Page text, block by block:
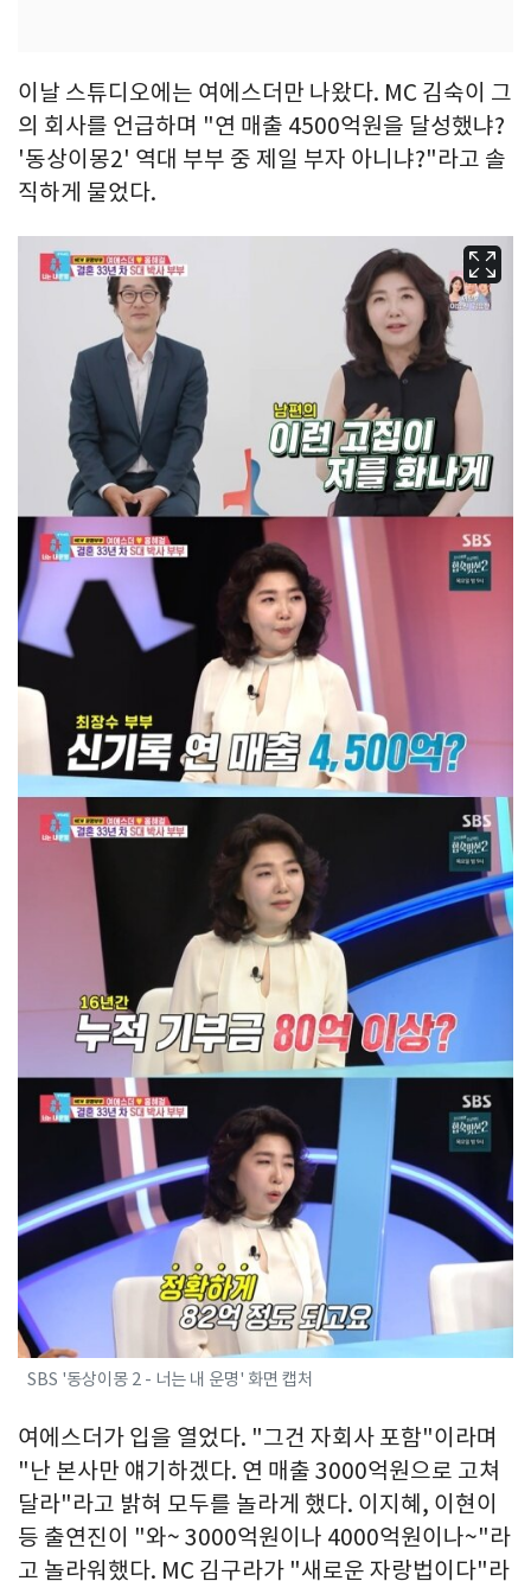
이날 스튜디오에는 여에스더만 나왔다. MC 김숙이 그
의 회사를 언급하며 "연 매출 4500억원을 달성했냐?
'동상이몽2' 역대 부부 중 제일 부자 아니냐?"라고 솔
직하게 물었다.
SBS '동상이몽 2 - 너는 내 운명' 화면 캡처
여에스더가 입을 열었다. "그건 자회사 포함"이라며
"난 본사만 얘기하겠다. 연 매출 3000억원으로 고쳐
달라"라고 밝혀 모두를 놀라게 했다. 이지혜, 이현이
등 출연진이 "와~ 3000억원이나 4000억원이나~"라
고 놀라워했다. MC 김구라가 "새로운 자랑법이다"라